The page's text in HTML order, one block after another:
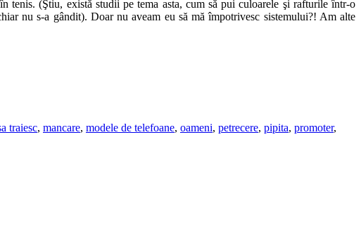
tenis. (Ştiu, există studii pe tema asta, cum să pui culoarele şi rafturile într-o
nu s-a gândit). Doar nu aveam eu să mă împotrivesc sistemului?! Am alte
traiesc, mancare, modele de telefoane, oameni, petrecere, pipita, promoter,